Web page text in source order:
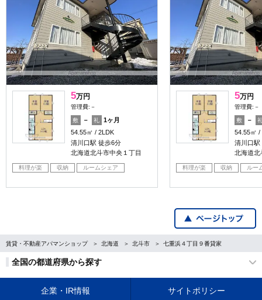
5万円
管理費:－
敷 － 礼
1ヶ月
54.55㎡
2LDK
清川口駅 徒歩6分
北海道北斗市中央１丁目
料理が楽 収納 ルームシェア
5万円
管理費:－
敷 －
54.55㎡
清川口駅
北海道北
料理が楽 収納 ルー
賃貸・不動産アパマンショップ 北海道 北斗市 七重浜４丁目９番貸家
全国の都道府県から探す
企業・IR情報 サイトポリシー